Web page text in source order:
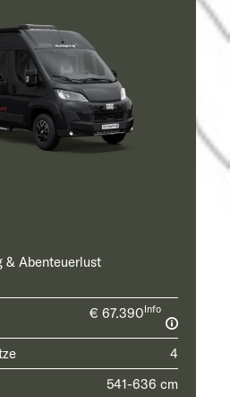
& Abenteuerlust
€ 67.390Info
4
541-636 cm